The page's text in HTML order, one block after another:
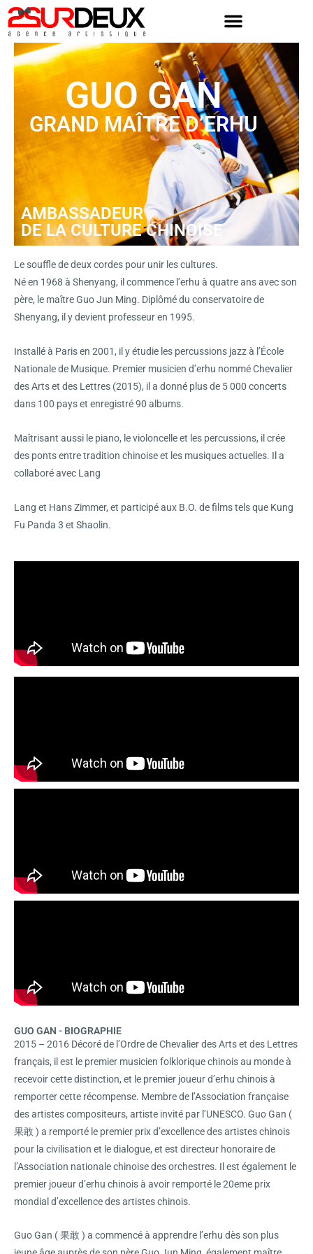
Skip
to
content
GUO GAN
GRAND MAÎTRE D’ERHU
AMBASSADEUR
DE LA CULTURE CHINOISE
Le souffle de deux cordes pour unir les cultures.
Né en 1968 à Shenyang, il commence l’erhu à quatre ans avec son
père, le maître Guo Jun Ming. Diplômé du conservatoire de
Shenyang, il y devient professeur en 1995.
Installé à Paris en 2001, il y étudie les percussions jazz à l’École
Nationale de Musique. Premier musicien d’erhu nommé Chevalier
des Arts et des Lettres (2015), il a donné plus de 5 000 concerts
dans 100 pays et enregistré 90 albums.
Maîtrisant aussi le piano, le violoncelle et les percussions, il crée
des ponts entre tradition chinoise et les musiques actuelles. Il a
collaboré avec Lang
Lang et Hans Zimmer, et participé aux B.O. de films tels que Kung
Fu Panda 3 et Shaolin.
GUO GAN - BIOGRAPHIE
2015 – 2016 Décoré de l’Ordre de Chevalier des Arts et des Lettres
français, il est le premier musicien folklorique chinois au monde à
recevoir cette distinction, et le premier joueur d’erhu chinois à
remporter cette récompense. Membre de l’Association française
des artistes compositeurs, artiste invité par l’UNESCO. Guo Gan (
果敢 ) a remporté le premier prix d’excellence des artistes chinois
pour la civilisation et le dialogue, et est directeur honoraire de
l’Association nationale chinoise des orchestres. Il est également le
premier joueur d’erhu chinois à avoir remporté le 20eme prix
mondial d’excellence des artistes chinois.
Guo Gan ( 果敢 ) a commencé à apprendre l’erhu dès son plus